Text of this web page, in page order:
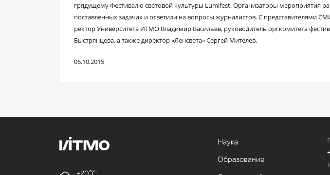
грядущему Фестивалю световой культуры Lumifest. Организаторы мероприятия
поставленных задачах и ответили на вопросы журналистов. С представителями
ректор Университета ИТМО Владимир Васильев, руководитель оргкомитета
Быстрянцева, а также директор «Ленсвета» Сергей Мителев.
06.10.2015
Наука
Образование